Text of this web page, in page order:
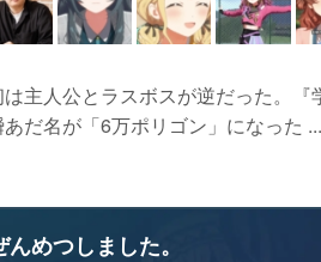
主人公とラスボスが逆だった。『
だ名が「6万ポリゴン」になった ...
めつしました。